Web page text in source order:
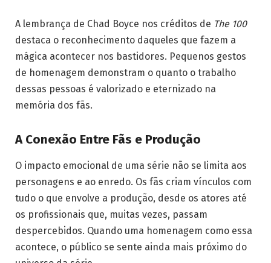
A lembrança de Chad Boyce nos créditos de The 100
destaca o reconhecimento daqueles que fazem a
mágica acontecer nos bastidores. Pequenos gestos
de homenagem demonstram o quanto o trabalho
dessas pessoas é valorizado e eternizado na
memória dos fãs.
A Conexão Entre Fãs e Produção
O impacto emocional de uma série não se limita aos
personagens e ao enredo. Os fãs criam vínculos com
tudo o que envolve a produção, desde os atores até
os profissionais que, muitas vezes, passam
despercebidos. Quando uma homenagem como essa
acontece, o público se sente ainda mais próximo do